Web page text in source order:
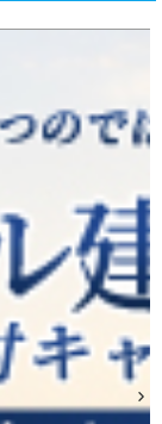
座開設の事前申込を開始予定－